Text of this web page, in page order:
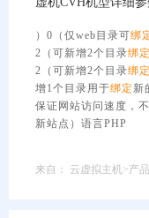
）0（仅web目录可绑
2（可新增2个目录绑定
2（可新增2个目录绑定
增1个目录用于绑定 新
保证网站访问速度，
新站点）语言PHP
来自： 云虚拟主机>产